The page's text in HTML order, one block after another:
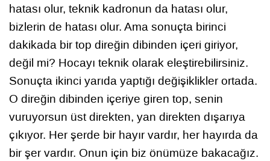
hatası olur, teknik kadronun da hatası olur,
bizlerin de hatası olur. Ama sonuçta birinci
dakikada bir top direğin dibinden içeri giriyor,
değil mi? Hocayı teknik olarak eleştirebilirsiniz.
Sonuçta ikinci yarıda yaptığı değişiklikler ortada.
O direğin dibinden içeriye giren top, senin
vuruyorsun üst direkten, yan direkten dışarıya
çıkıyor. Her şerde bir hayır vardır, her hayırda da
bir şer vardır. Onun için biz önümüze bakacağız.